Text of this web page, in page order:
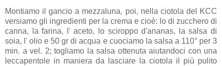
Montiamo il gancio a mezzaluna, poi, nella ciotola del KCC
versiamo gli ingredienti per la crema e cioè: lo di zucchero di
canna, la farina, l' aceto, lo sciroppo d'ananas, la salsa di
soia, l' olio e 50 gr di acqua e cuociamo la salsa a 110° per 3
min. a vel. 2; togliamo la salsa ottenuta aiutandoci con una
leccapentole in maniera da lasciare la ciotola il più pulito